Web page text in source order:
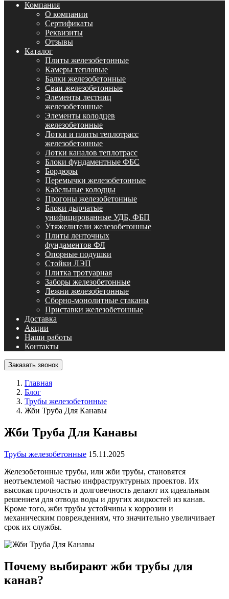
Компания
О компании
Сертификаты
Реквизиты
Отзывы
Каталог
Плиты железобетонные
Камеры тепловые
Балки железобетонные
Сваи железобетонные
Элементы лестниц
железобетонные
Элементы колодцев
железобетонные
Лотки и плиты теплотрасс
железобетонные
Лотки каналов теплотрасс
Блоки фундаментные ФБС
Бордюры
Перемычки железобетонные
Кабельные колодцы
Прогоны железобетонные
Блоки дырчатые
унифицированные УДБ, ФБП
Утяжелители железобетонные
Плиты ленточных
фундаментов ФЛ
Опорные подушки
Стойки ЛЭП
Плитка тротуарная
Заборы железобетонные
Лежни железобетонные
Сборно-монолитные стаканы
Приставки железобетонные
Доставка
Акции
Наши работы
Контакты
Заказать звонок
Главная
Блог
Трубы железобетонные
Жби Труба Для Канавы
Жби Труба Для Канавы
Трубы железобетонные 15.11.2025
Железобетонные трубы, или жби трубы, становятся
неотъемлемой частью инфраструктурных проектов. Их
высокая прочность и долговечность делают их идеальным
решением для отвода воды и других жидкостей из канав.
Кроме того, жби трубы устойчивы к коррозии и
механическим повреждениям, что значительно увеличивает
срок их службы.
Почему выбирают жби трубы для
канав?